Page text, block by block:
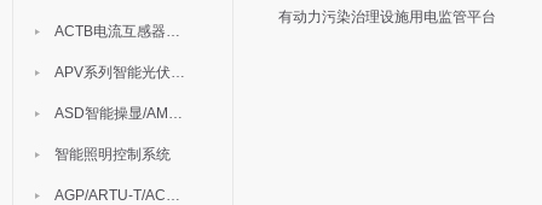
ACTB电流互感器过电压保护器
APV系列智能光伏汇流箱
ASD智能操显/AM中压保护
智能照明控制系统
AGP/ARTU-T/ACM/ADDC
有动力污染治理设施用电监管平台